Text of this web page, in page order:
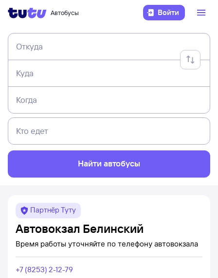
Автобусы Войти
Откуда
Куда
Когда
Кто едет
Найти автобусы
Партнёр Туту
Автовокзал Белинский
Время работы уточняйте по телефону автовокзала
+7 (8253) 2-12-79